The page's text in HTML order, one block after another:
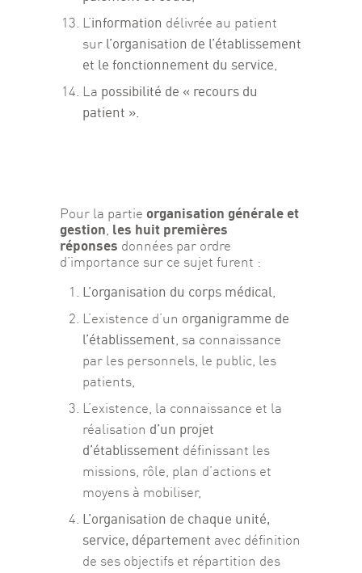
L’information délivrée au patient
sur l’organisation de l’établissement
et le fonctionnement du service,
La possibilité de « recours du
patient ».
Pour la partie organisation générale et
gestion, les huit premières
réponses données par ordre
d’importance sur ce sujet furent :
L’organisation du corps médical,
L’existence d’un organigramme de
l’établissement, sa connaissance
par les personnels, le public, les
patients,
L’existence, la connaissance et la
réalisation d’un projet
d’établissement définissant les
missions, rôle, plan d’actions et
moyens à mobiliser,
L’organisation de chaque unité,
service, département avec définition
de ses objectifs et répartition des